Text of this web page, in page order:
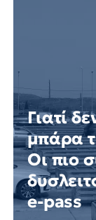
Γιατί
μπάρα
Οι πιο
e-pass